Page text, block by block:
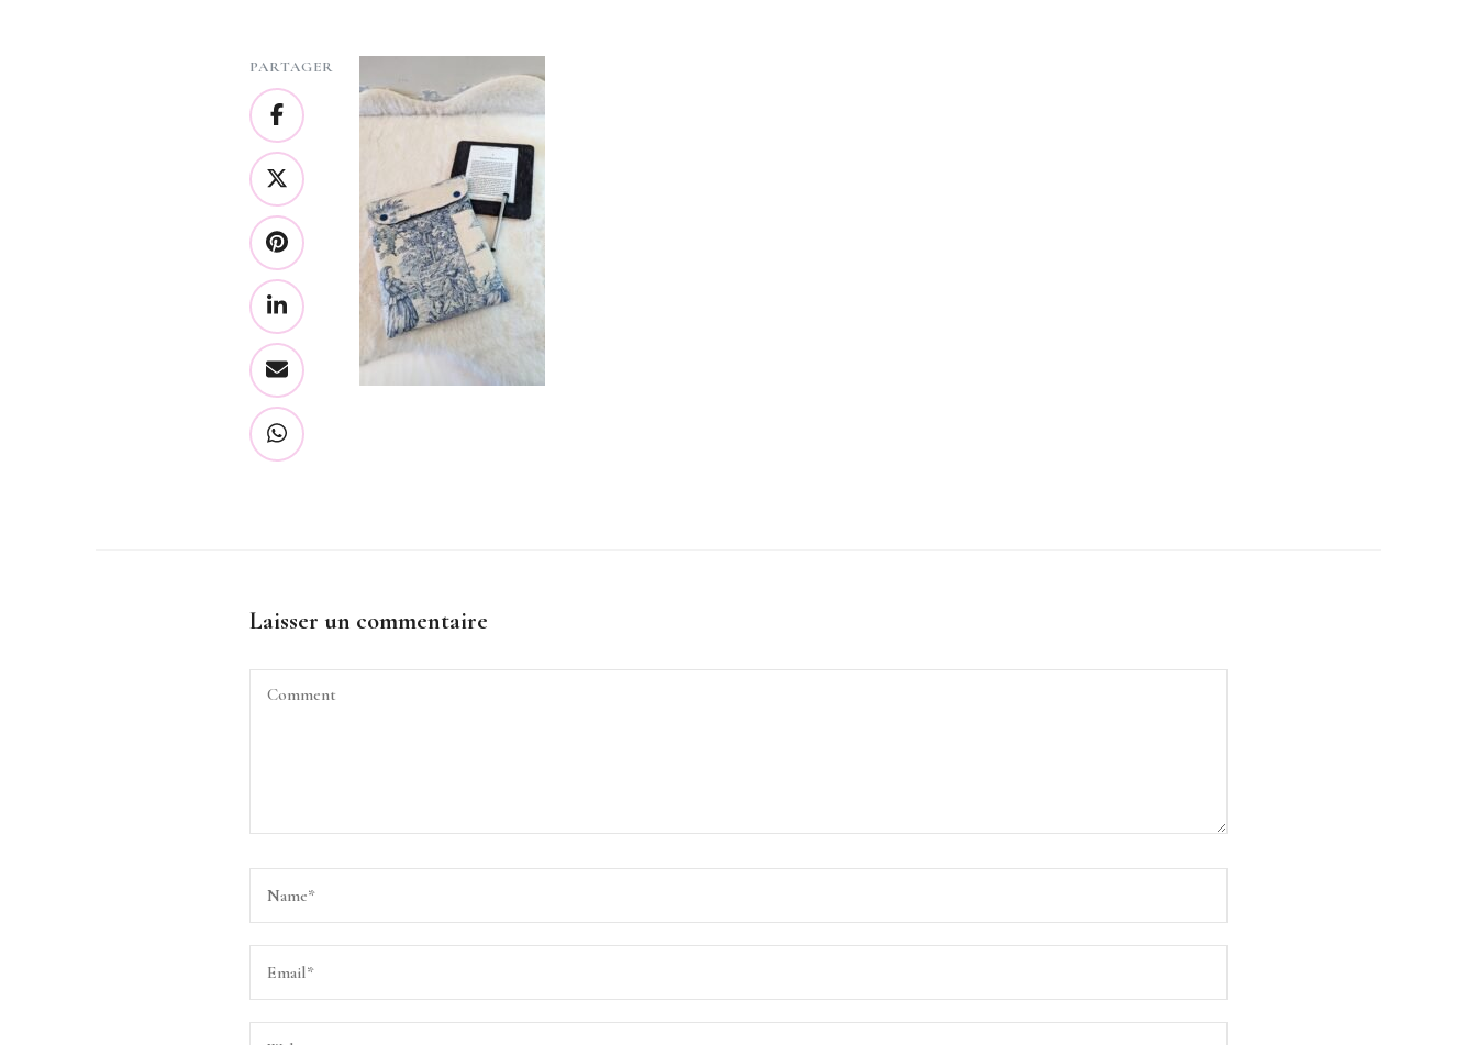
PARTAGER
Laisser un commentaire